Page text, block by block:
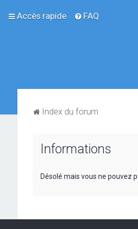
Accès rapide FAQ
Index du forum
Informations
Désolé mais vous ne pouvez